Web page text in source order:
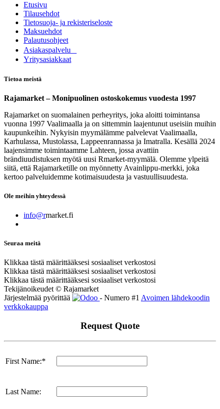
Etusivu
Tilausehdot
Tietosuoja- ja rekisteriseloste
Maksuehdot
Palautusohjeet
Asia​k​aspalvelu
​Yritysasiakkaat
Tietoa meistä
Rajamarket – Monipuolinen ostoskokemus vuodesta 1997
Rajamarket on suomalainen perheyritys, joka aloitti toimintansa
vuonna 1997 Vaalimaalla ja on sittemmin laajentunut useisiin muihin
kaupunkeihin. Nykyisin myymälämme palvelevat Vaalimaalla,
Karhulassa, Mustolassa, Lappeenrannassa ja Imatralla. Kesällä 2024
laajensimme toimintaamme Lahteen, jossa avattiin
brändiuudistuksen myötä uusi Rmarket-myymälä. Olemme ylpeitä
siitä, että Rajamarketille on myönnetty Avainlippu-merkki, joka
kertoo palveluidemme kotimaisuudesta ja vastuullisuudesta.
Ole meihin yhteydessä
info@rmarket.fi
Seuraa meitä
Klikkaa tästä määrittääksesi sosiaaliset verkostosi
Klikkaa tästä määrittääksesi sosiaaliset verkostosi
Klikkaa tästä määrittääksesi sosiaaliset verkostosi
Tekijänoikeudet © Rajamarket
Järjestelmää pyörittää
- Numero #1 Avoimen lähdekoodin
verkkokauppa
Request Quote
First Name:*
Last Name: